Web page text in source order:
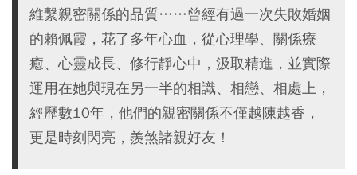
維繫親密關係的品質……曾經有過一次失敗婚姻
的賴佩霞，花了多年心血，從心理學、關係療
癒、心靈成長、修行靜心中，汲取精進，並實際
運用在她與現在另一半的相識、相戀、相處上，
經歷數10年，他們的親密關係不僅越陳越香，
更是時刻閃亮，羨煞諸親好友！